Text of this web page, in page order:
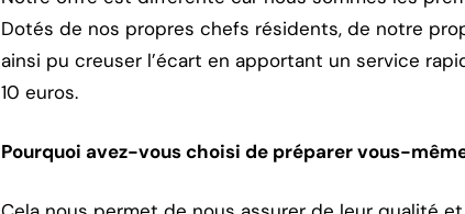
Dotés de nos propres chefs résidents, de notre
ainsi pu creuser l’écart en apportant un service
10 euros.
Pourquoi avez-vous choisi de préparer vous-